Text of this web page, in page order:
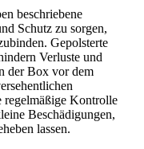
beschriebene
Schutz zu sorgen,
Gepolsterte
Verluste und
der Box vor dem
regelmäßige Kontrolle
Beschädigungen,
lassen.